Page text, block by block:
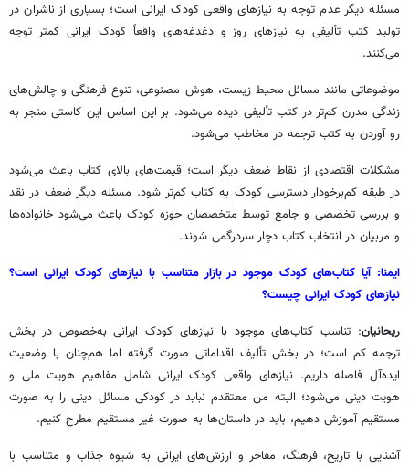
مسئله دیگر عدم توجه به نیازهای واقعی کودک ایرانی است؛ بسیاری از ناشران در
تولید کتب تألیفی به نیازهای روز و دغدغه‌های واقعاً کودک ایرانی کمتر توجه
می‌کنند.
موضوعاتی مانند مسائل محیط زیست، هوش مصنوعی، تنوع فرهنگی و چالش‌های
زندگی مدرن کم‌تر در کتب تألیفی دیده می‌شود. بر این اساس این کاستی منجر به
رو آوردن به کتب ترجمه در مخاطب می‌شود.
مشکلات اقتصادی از نقاط ضعف دیگر است؛ قیمت‌های بالای کتاب باعث می‌شود
در طبقه کم‌برخودار دسترسی کودک به کتاب کم‌تر شود. مسئله دیگر ضعف در نقد
و بررسی تخصصی و جامع توسط متخصصان حوزه کودک باعث می‌شود خانواده‌ها
و مربیان در انتخاب کتاب دچار سردرگمی شوند.
ایمنا: آیا کتاب‌های کودک موجود در بازار متناسب با نیازهای کودک ایرانی است؟
نیازهای کودک ایرانی چیست؟
ریحانیان: تناسب کتاب‌های موجود با نیازهای کودک ایرانی به‌خصوص در بخش
ترجمه کم است؛ در بخش تألیف اقداماتی صورت گرفته اما هم‌چنان با وضعیت
ایده‌آل فاصله داریم. نیازهای واقعی کودک ایرانی شامل مفاهیم هویت ملی و
هویت دینی می‌شود؛ البته من معتقدم نباید در کودکی مسائل دینی را به صورت
مستقیم آموزش دهیم، باید در داستان‌ها به صورت غیر مستقیم مطرح کنیم.
آشنایی با تاریخ، فرهنگ، مفاخر و ارزش‌های ایرانی به شیوه جذاب و متناسب با